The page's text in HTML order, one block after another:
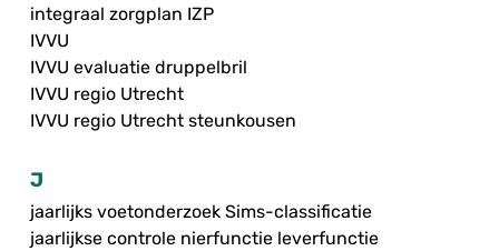
integraal zorgplan IZP
IVVU
IVVU evaluatie druppelbril
IVVU regio Utrecht
IVVU regio Utrecht steunkousen
J
jaarlijks voetonderzoek Sims-classificatie
jaarlijkse controle nierfunctie leverfunctie